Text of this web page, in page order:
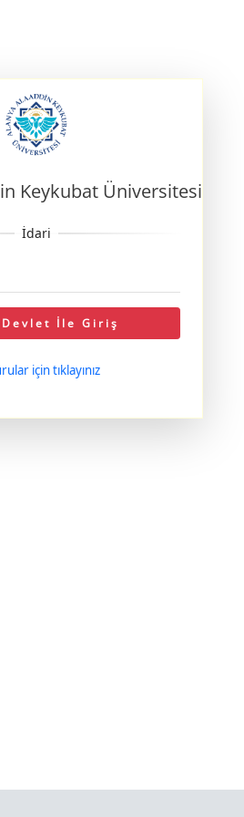
Keykubat Üniversitesi
İle Giriş
için tıklayınız